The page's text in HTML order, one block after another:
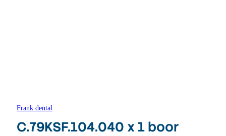
Frank dental
C.79KSF.104.040 x 1 boor